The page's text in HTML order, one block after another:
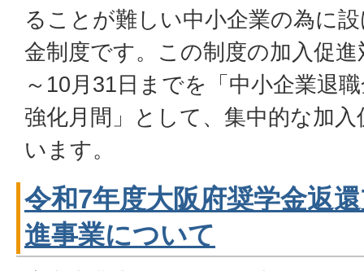
ることが難しい中小企業の為に
金制度です。この制度の加入促
～10月31日までを「中小企業退
強化月間」として、集中的な加
います。
令和7年度大阪府奨学金返
進事業について